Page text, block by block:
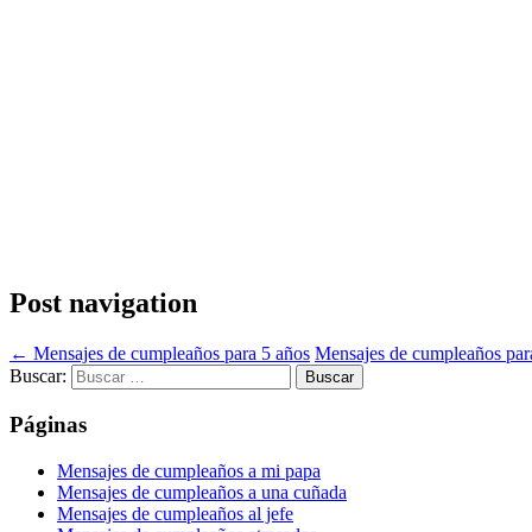
Post navigation
← Mensajes de cumpleaños para 5 años Mensajes de cumpleaños
Buscar:
Páginas
Mensajes de cumpleaños a mi papa
Mensajes de cumpleaños a una cuñada
Mensajes de cumpleaños al jefe